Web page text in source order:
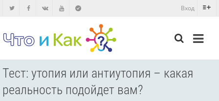
Вход
Тест: утопия или антиутопия – какая
реальность подойдет вам?